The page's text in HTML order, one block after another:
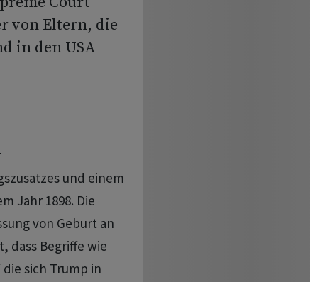
von Eltern, die
in den USA
und einem
Jahr 1898. Die
von Geburt an
dass Begriffe wie
sich Trump in